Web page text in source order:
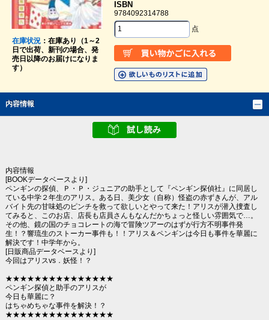
在庫状況：在庫あり（1～2
日で出荷、新刊の場合、発
売日以降のお届けになりま
す）
ISBN
9784092314788
点
内容情報
内容情報
[BOOKデータベースより]
ペンギンの探偵、Ｐ・Ｐ・ジュニアの助手として『ペンギン探偵社』に同居し
ている中学２年生のアリス。ある日、美少女（自称）怪盗の赤ずきんが、アル
バイト先の甘味処のピンチを救って欲しいとやって来た！アリスが潜入捜査し
てみると、このお店、店長も店員さんもなんだかちょっと怪しい雰囲気で…。
その他、鏡の国のチョコレートの海で冒険ツアーのはずが行方不明事件発
生！？響琉生のストーカー事件も！！アリス＆ペンギンは今日も事件を華麗に
解決です！中学年から。
[日販商品データベースより]
今回はアリスvs．妖怪！？
★★★★★★★★★★★★★★★
ペンギン探偵と助手のアリスが
今日も華麗に？
はちゃめちゃな事件を解決！？
★★★★★★★★★★★★★★★